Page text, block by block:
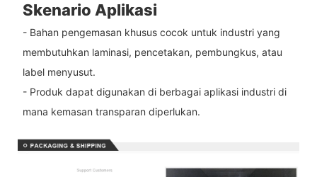
Skenario Aplikasi
- Bahan pengemasan khusus cocok untuk industri yang
membutuhkan laminasi, pencetakan, pembungkus, atau
label menyusut.
- Produk dapat digunakan di berbagai aplikasi industri di
mana kemasan transparan diperlukan.